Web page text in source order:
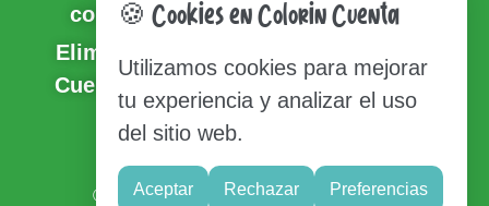
condiciones
Eliminación de
Cuenta y Datos
© Copyright 2020-2026 Colorin Cuenta
🍪 Cookies en Colorin Cuenta
Utilizamos cookies para mejorar
tu experiencia y analizar el uso
del sitio web.
Aceptar Rechazar Preferencias